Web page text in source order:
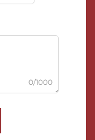
0/1000